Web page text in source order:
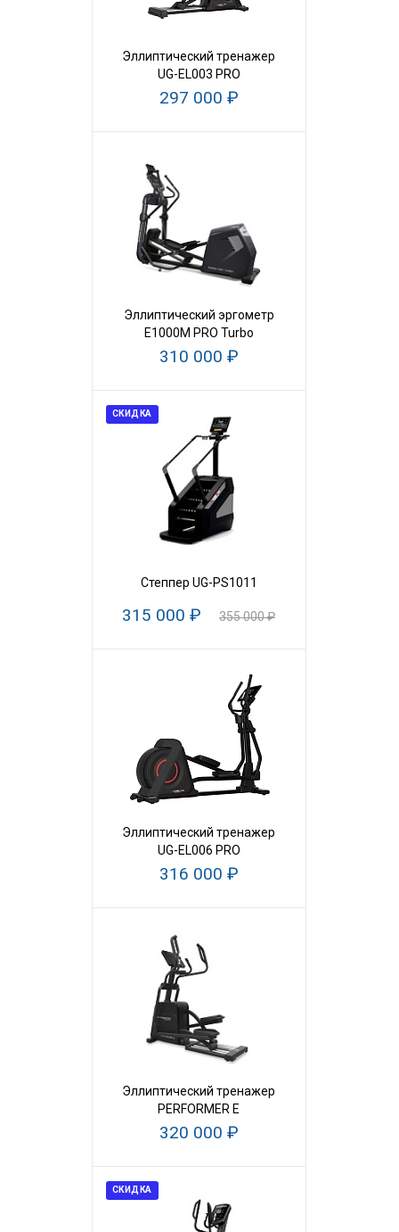
Эллиптический тренажер
UG-EL003 PRO
297 000 ₽
Эллиптический эргометр
E1000M PRO Turbo
310 000 ₽
СКИДКА
Степпер UG-PS1011
315 000 ₽ 355 000 ₽
Эллиптический тренажер
UG-EL006 PRO
316 000 ₽
Эллиптический тренажер
PERFORMER E
320 000 ₽
СКИДКА